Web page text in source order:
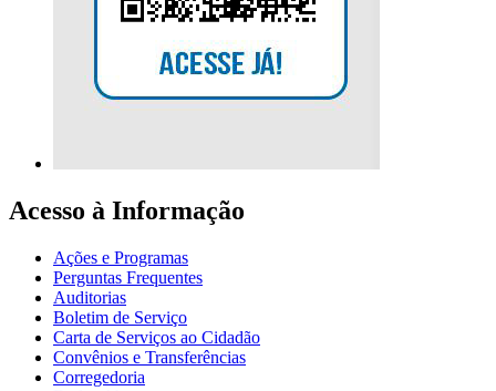
Acesso à Informação
Ações e Programas
Perguntas Frequentes
Auditorias
Boletim de Serviço
Carta de Serviços ao Cidadão
Convênios e Transferências
Corregedoria